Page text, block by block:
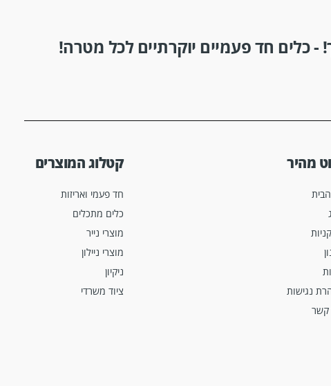
כלים חד פעמיים יוקרתיים לכל מטרה!
מהיר
נגישות
קשר
קטלוג המוצרים
חד פעמי ואריזות
כלים מתכלים
מוצרי נייר
מוצרי ניילון
ניקיון
ציוד משרדי